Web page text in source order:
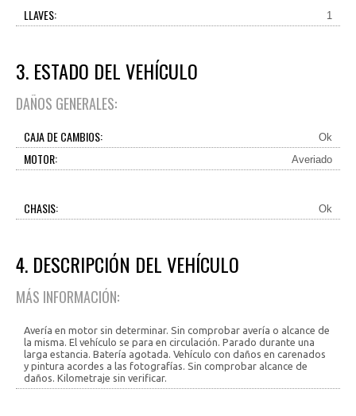
LLAVES: 1
3. ESTADO DEL VEHÍCULO
DAÑOS GENERALES:
CAJA DE CAMBIOS: Ok
MOTOR: Averiado
CHASIS: Ok
4. DESCRIPCIÓN DEL VEHÍCULO
MÁS INFORMACIÓN:
Avería en motor sin determinar. Sin comprobar avería o alcance de
la misma. El vehículo se para en circulación. Parado durante una
larga estancia. Batería agotada. Vehículo con daños en carenados
y pintura acordes a las fotografías. Sin comprobar alcance de
daños. Kilometraje sin verificar.